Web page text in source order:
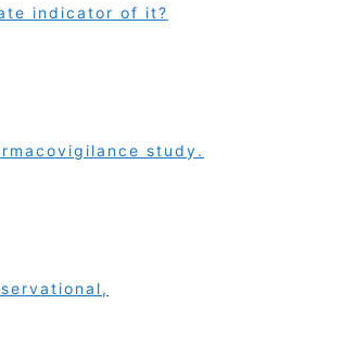
indicator of it?
study.